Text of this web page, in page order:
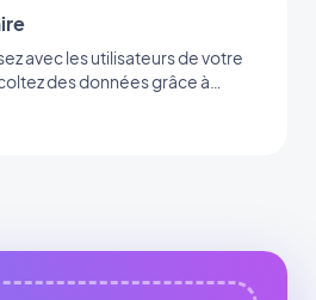
avec les utilisateurs de votre
des données grâce à